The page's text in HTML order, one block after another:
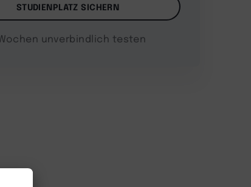
STUDIENPLATZ SICHERN
unverbindlich testen